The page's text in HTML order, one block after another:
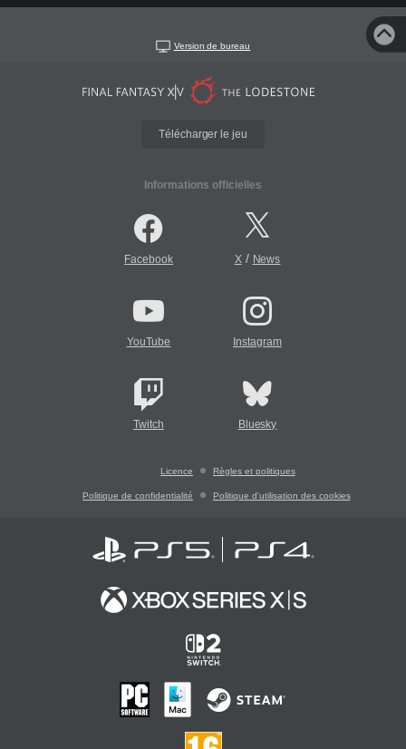
Version de bureau
Télécharger le jeu
Informations officielles
Facebook X/ News
YouTube Instagram
Twitch Bluesky
Licence Règles et politiques
Politique de confidentialité Politique d'utilisation des cookies